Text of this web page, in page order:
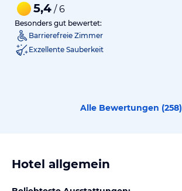
5,4 / 6
Besonders gut bewertet:
Barrierefreie Zimmer
Exzellente Sauberkeit
Alle Bewertungen (258)
Hotel allgemein